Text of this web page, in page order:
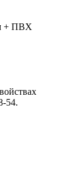
+ ПВХ
54.